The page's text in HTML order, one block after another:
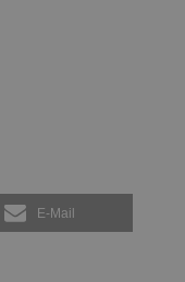
E-Mail